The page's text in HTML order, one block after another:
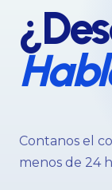
Contanos el
menos de 24